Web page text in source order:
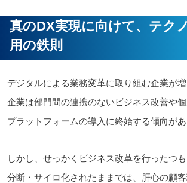
真のDX実現に向けて、テク
用の鉄則
デジタルによる業務変革に取り組む企業が
企業は部門間の連携のないビジネス改善や
プラットフォームの導入に終始する傾向があ
しかし、せっかくビジネス改革を行ったつ
分断・サイロ化されたままでは、肝心の顧